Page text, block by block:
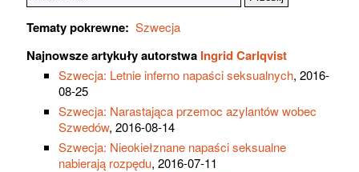
Tematy pokrewne: Szwecja
Najnowsze artykuły autorstwa Ingrid Carlqvist
Szwecja: Letnie inferno napaści seksualnych, 2016-
08-25
Szwecja: Narastająca przemoc azylantów wobec
Szwedów, 2016-08-14
Szwecja: Nieokiełznane napaści seksualne
nabierają rozpędu, 2016-07-11